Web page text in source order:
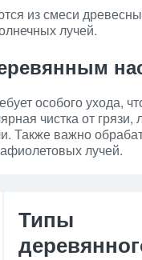
из смеси
лучей.
особого ухода,
чистка от грязи,
Также важно
лучей.
Типы